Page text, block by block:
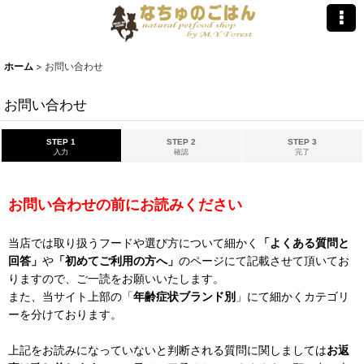
ホーム > お問い合わせ
お問い合わせ
STEP 1
入力
STEP 2
確認
STEP 3
完了
お問い合わせの前にお読みください
当店では取り扱うフードや選び方について細かく
「よくある質問と
回答」 や 「初めてご利用の方へ」 のページにて記載させて頂いてお
りますので、ご一読をお願いいたします。
また、当サイト上部の「年齢症状ブランド別 」にて細かくカテゴリ
ーを分けております。
上記をお読みになっていないと判断される質問に関しましてはお返